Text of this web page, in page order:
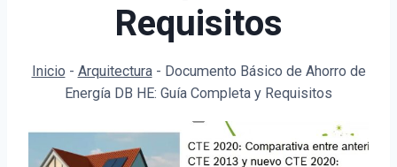
Requisitos
Inicio - Arquitectura- Documento Básico de Ahorro de
Energía DB HE: Guía Completa y Requisitos